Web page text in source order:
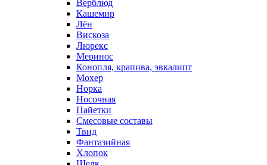
Верблюд
Кашемир
Лён
Вискоза
Люрекс
Меринос
Конопля, крапива, эвкалипт
Мохер
Норка
Носочная
Пайетки
Смесовые составы
Твид
Фантазийная
Хлопок